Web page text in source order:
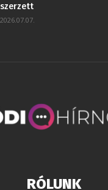
szerzett
2026.07.07.
RÓLUNK